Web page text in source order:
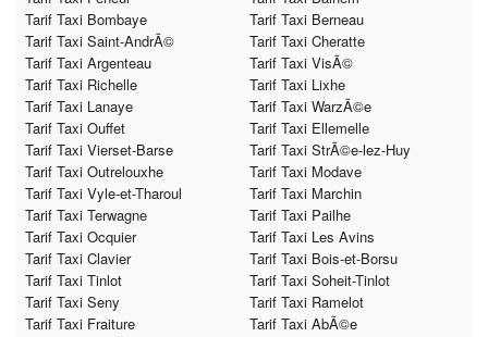
Tarif Taxi Bombaye
Tarif Taxi Berneau
Tarif Taxi Saint-AndrÃ©
Tarif Taxi Cheratte
Tarif Taxi Argenteau
Tarif Taxi VisÃ©
Tarif Taxi Richelle
Tarif Taxi Lixhe
Tarif Taxi Lanaye
Tarif Taxi WarzÃ©e
Tarif Taxi Ouffet
Tarif Taxi Ellemelle
Tarif Taxi Vierset-Barse
Tarif Taxi StrÃ©e-lez-Huy
Tarif Taxi Outrelouxhe
Tarif Taxi Modave
Tarif Taxi Vyle-et-Tharoul
Tarif Taxi Marchin
Tarif Taxi Terwagne
Tarif Taxi Pailhe
Tarif Taxi Ocquier
Tarif Taxi Les Avins
Tarif Taxi Clavier
Tarif Taxi Bois-et-Borsu
Tarif Taxi Tinlot
Tarif Taxi Soheit-Tinlot
Tarif Taxi Seny
Tarif Taxi Ramelot
Tarif Taxi Fraiture
Tarif Taxi AbÃ©e